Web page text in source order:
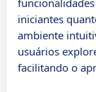
iniciantes
ambiente
usuários
facilitando o